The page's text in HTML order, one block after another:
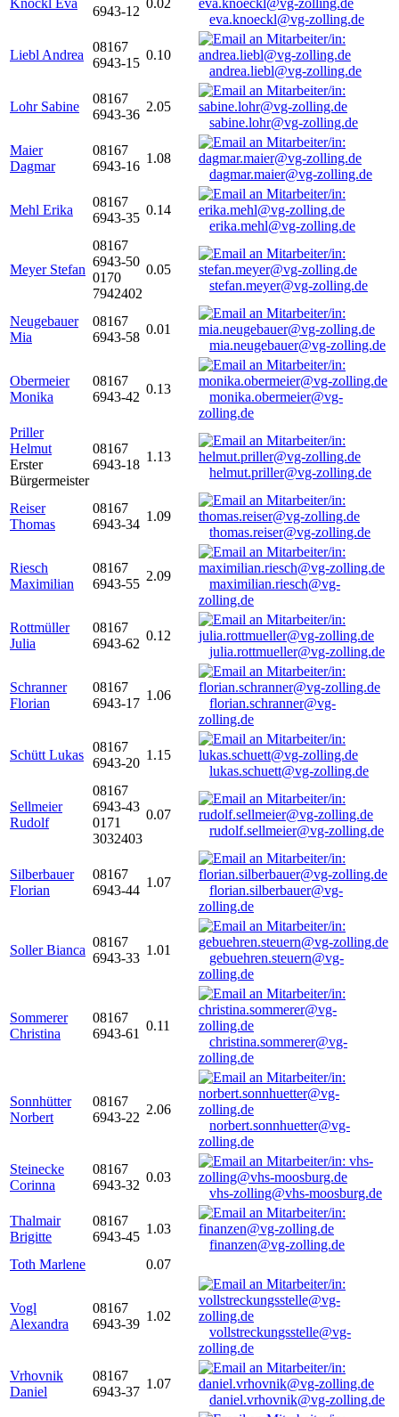
Knöckl Eva
6943-12
0.02
eva.knoeckl@vg-zolling.de
Liebl Andrea
08167
6943-15
0.10
andrea.liebl@vg-zolling.de
Lohr Sabine
08167
6943-36
2.05
sabine.lohr@vg-zolling.de
Maier
Dagmar
08167
6943-16
1.08
dagmar.maier@vg-zolling.de
Mehl Erika
08167
6943-35
0.14
erika.mehl@vg-zolling.de
Meyer Stefan
08167
6943-50
0170
7942402
0.05
stefan.meyer@vg-zolling.de
Neugebauer
Mia
08167
6943-58
0.01
mia.neugebauer@vg-zolling.de
Obermeier
Monika
08167
6943-42
0.13
monika.obermeier@vg-
zolling.de
Priller
Helmut
Erster
Bürgermeister
08167
6943-18
1.13
helmut.priller@vg-zolling.de
Reiser
Thomas
08167
6943-34
1.09
thomas.reiser@vg-zolling.de
Riesch
Maximilian
08167
6943-55
2.09
maximilian.riesch@vg-
zolling.de
Rottmüller
Julia
08167
6943-62
0.12
julia.rottmueller@vg-zolling.de
Schranner
Florian
08167
6943-17
1.06
florian.schranner@vg-
zolling.de
Schütt Lukas
08167
6943-20
1.15
lukas.schuett@vg-zolling.de
Sellmeier
Rudolf
08167
6943-43
0171
3032403
0.07
rudolf.sellmeier@vg-zolling.de
Silberbauer
Florian
08167
6943-44
1.07
florian.silberbauer@vg-
zolling.de
Soller Bianca
08167
6943-33
1.01
gebuehren.steuern@vg-
zolling.de
Sommerer
Christina
08167
6943-61
0.11
christina.sommerer@vg-
zolling.de
Sonnhütter
Norbert
08167
6943-22
2.06
norbert.sonnhuetter@vg-
zolling.de
Steinecke
Corinna
08167
6943-32
0.03
vhs-zolling@vhs-moosburg.de
Thalmair
Brigitte
08167
6943-45
1.03
finanzen@vg-zolling.de
Toth Marlene
0.07
Vogl
Alexandra
08167
6943-39
1.02
vollstreckungsstelle@vg-
zolling.de
Vrhovnik
Daniel
08167
6943-37
1.07
daniel.vrhovnik@vg-zolling.de